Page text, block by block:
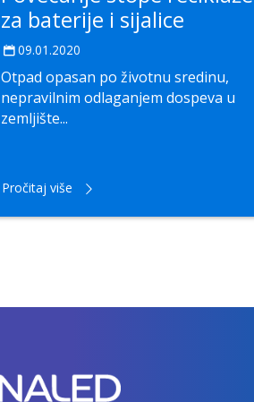
za baterije i sijalice
09.01.2020
Otpad opasan po životnu sredinu,
nepravilnim odlaganjem dospeva u
zemljište...
Pročitaj više